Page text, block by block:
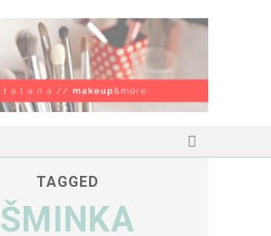
TAGGED
ŠMINKA